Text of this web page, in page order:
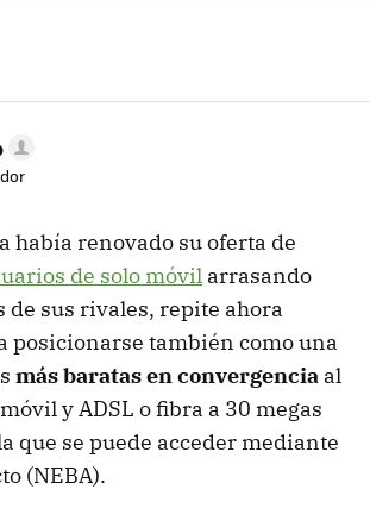
había renovado su oferta de
de solo móvil arrasando
de sus rivales, repite ahora
posicionarse también como una
más baratas en convergencia al
y ADSL o fibra a 30 megas
que se puede acceder mediante
(NEBA).